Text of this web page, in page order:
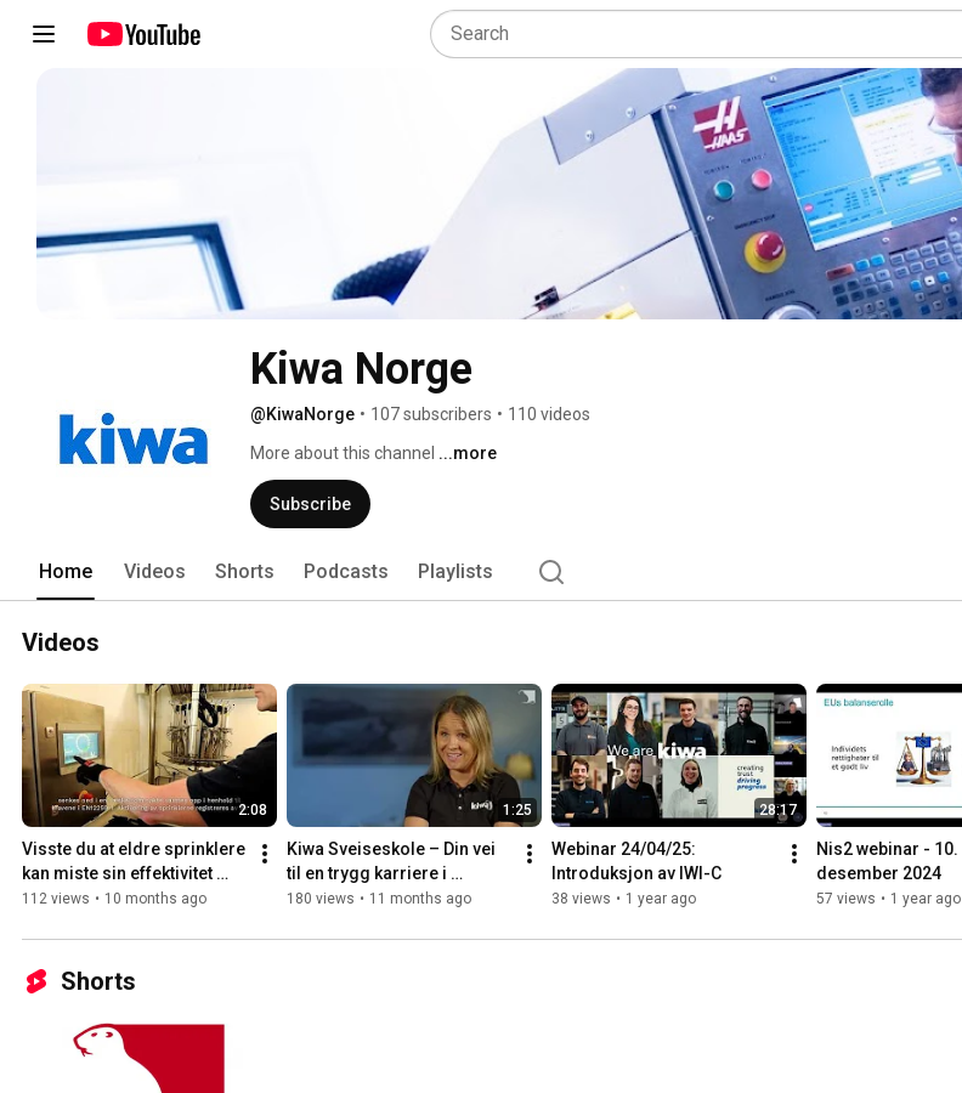
Kiwa Norge
@KiwaNorge • 107 subscribers • 110 videos
More about this channel ...more
Subscribe
Home Videos Shorts Podcasts Playlists
Videos
2:08
Visste du at eldre sprinklere
kan miste sin effektivitet
over tid?
112 views • 10 months ago
1:25
Kiwa Sveiseskole – Din vei
til en trygg karriere i
industrien
180 views • 11 months ago
28:17
Webinar 24/04/25:
Introduksjon av IWI-C
38 views • 1 year ago
Nis2 webinar - 10.
desember 2024
57 views • 1 year ago
Shorts